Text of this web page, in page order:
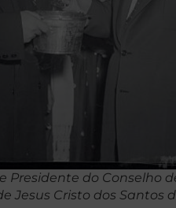
Presidente do Conselho
Jesus Cristo dos Santos